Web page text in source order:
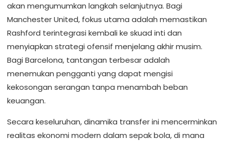
akan mengumumkan langkah selanjutnya. Bagi
Manchester United, fokus utama adalah memastikan
Rashford terintegrasi kembali ke skuad inti dan
menyiapkan strategi ofensif menjelang akhir musim.
Bagi Barcelona, tantangan terbesar adalah
menemukan pengganti yang dapat mengisi
kekosongan serangan tanpa menambah beban
keuangan.
Secara keseluruhan, dinamika transfer ini mencerminkan
realitas ekonomi modern dalam sepak bola, di mana